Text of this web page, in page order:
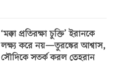
‘মক্কা প্রতিরক্ষা চুক্তি’ ইরানকে
লক্ষ্য করে নয়—তুরস্কের আশ্বাস,
সৌদিকে সতর্ক করল তেহরান